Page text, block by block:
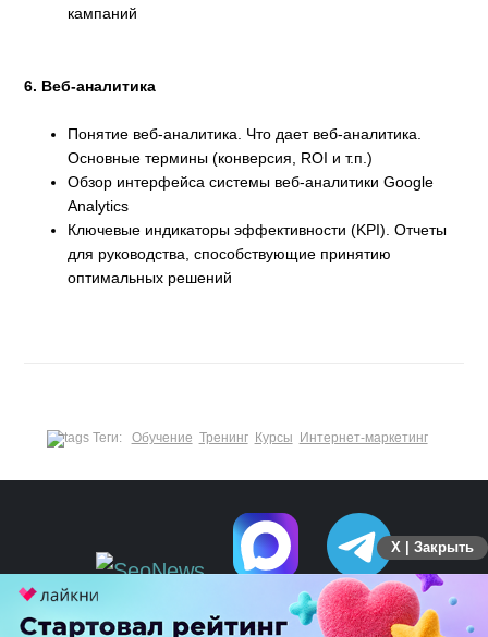
кампаний
6. Веб-аналитика
Понятие веб-аналитика. Что дает веб-аналитика.
Основные термины (конверсия, ROI и т.п.)
Обзор интерфейса системы веб-аналитики Google
Analytics
Ключевые индикаторы эффективности (KPI). Отчеты
для руководства, способствующие принятию
оптимальных решений
Теги: Обучение Тренинг Курсы Интернет-маркетинг
X | Закрыть
ПЕРЕЙТИ НА ПОЛНУЮ ВЕРСИЮ